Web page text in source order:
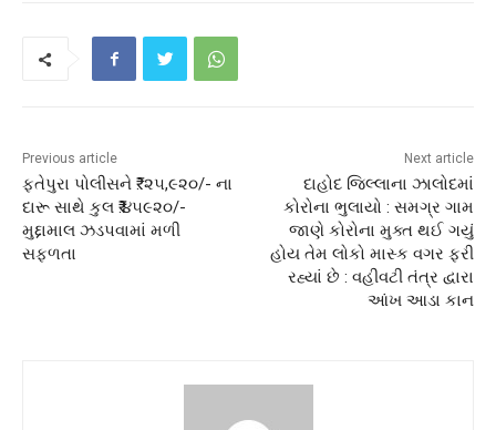
Previous article
ફતેપુરા પોલીસને ₹. ૨૫,૯૨૦/- ના
દારૂ સાથે કુલ ₹.૪૫૯૨૦/-
મુદ્દામાલ ઝડપવામાં મળી
સફળતા
Next article
દાહોદ જિલ્લાના ઝાલોદમાં
કોરોના ભુલાયો : સમગ્ર ગામ
જાણે કોરોના મુક્ત થઈ ગયું
હોય તેમ લોકો માસ્ક વગર ફરી
રહ્યાં છે : વહીવટી તંત્ર દ્વારા
આંખ આડા કાન